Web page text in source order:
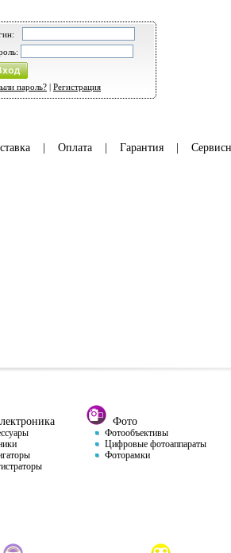
пароль? | Регистрация
| Оплата| Гарантия|
Фото
Фотообъективы
Цифровые фотоаппараты
Фоторамки